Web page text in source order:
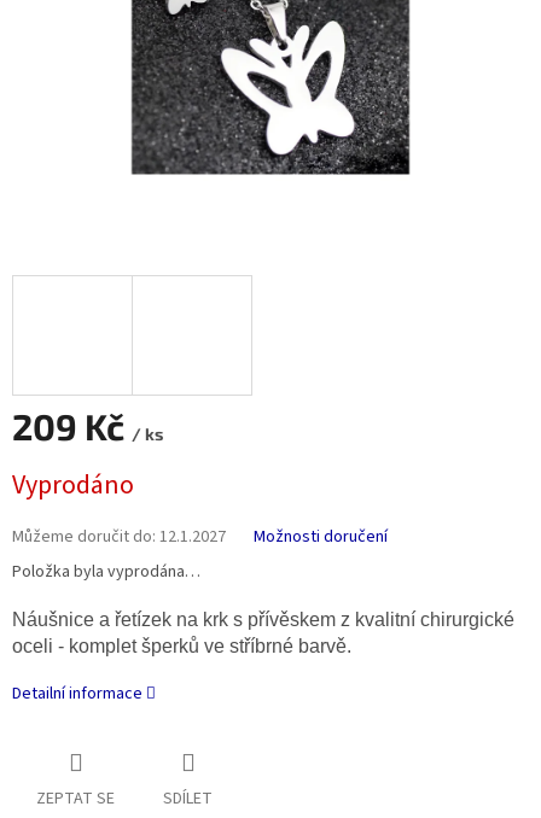
209 Kč / ks
cena:
Vyprodáno
Můžeme doručit do: 12.1.2027
Možnosti doručení
Položka byla vyprodána…
Náušnice a řetízek na krk s přívěskem z kvalitní chirurgické
oceli - komplet šperků ve stříbrné barvě.
Detailní informace
ZEPTAT SE SDÍLET